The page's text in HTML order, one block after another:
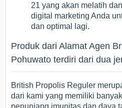
21 yang akan melatih
digital marketing Anda
dan optimal lagi.
Produk dari Alamat Agen
Pohuwato terdiri dari dua
British Propolis Reguler
dari kami yang memiliki
penunjang imunitas dan daya